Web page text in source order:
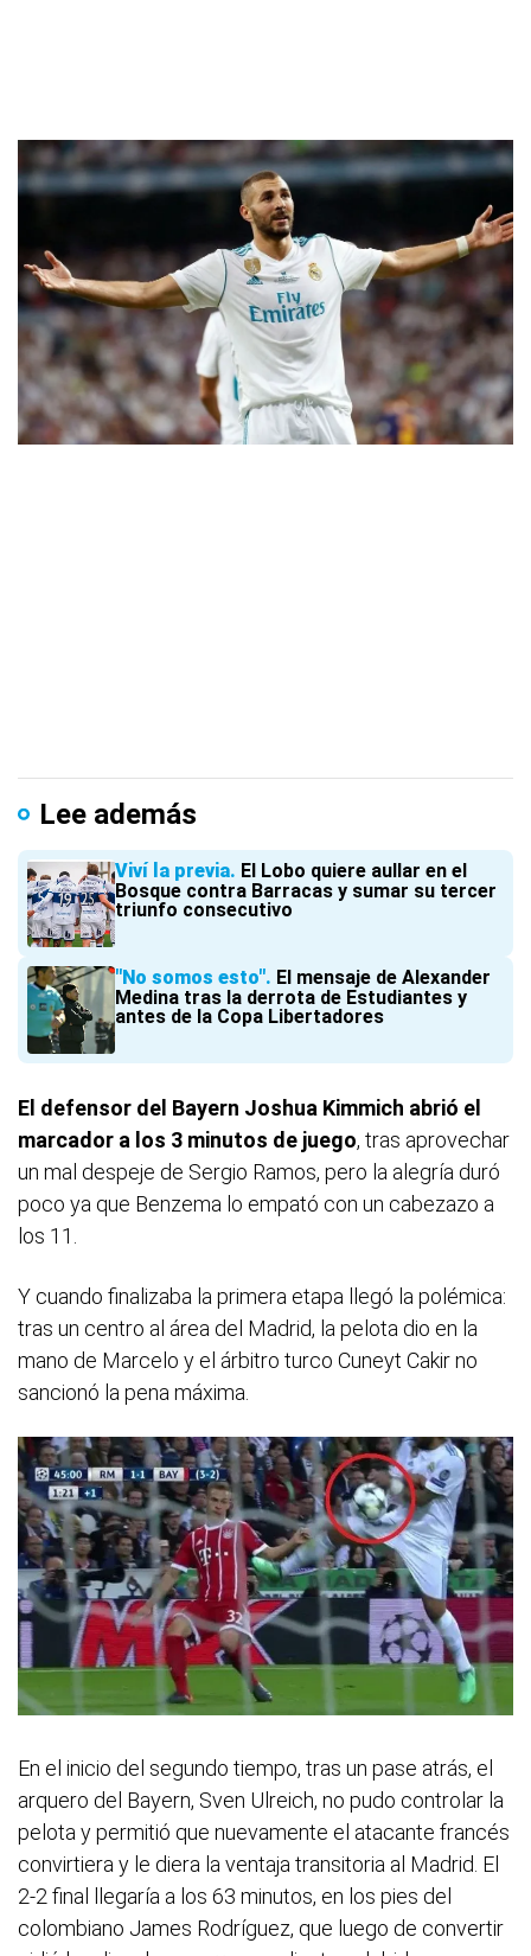
Lee además
Viví la previa El Lobo quiere aullar en el
Bosque contra Barracas y sumar su tercer
triunfo consecutivo
"No somos esto" El mensaje de Alexander
Medina tras la derrota de Estudiantes y
antes de la Copa Libertadores
El defensor del Bayern Joshua Kimmich abrió el
marcador a los 3 minutos de juego, tras aprovechar
un mal despeje de Sergio Ramos, pero la alegría duró
poco ya que Benzema lo empató con un cabezazo a
los 11.
Y cuando finalizaba la primera etapa llegó la polémica:
tras un centro al área del Madrid, la pelota dio en la
mano de Marcelo y el árbitro turco Cuneyt Cakir no
sancionó la pena máxima.
En el inicio del segundo tiempo, tras un pase atrás, el
arquero del Bayern, Sven Ulreich, no pudo controlar la
pelota y permitió que nuevamente el atacante francés
convirtiera y le diera la ventaja transitoria al Madrid. El
2-2 final llegaría a los 63 minutos, en los pies del
colombiano James Rodríguez, que luego de convertir